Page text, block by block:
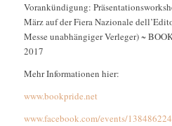
Vorankündigung:
März auf der Fiera Nazionale
Messe unabhängiger Verleger) ~
2017
Mehr Informationen hier:
www.bookpride.net
www.facebook.com/events/